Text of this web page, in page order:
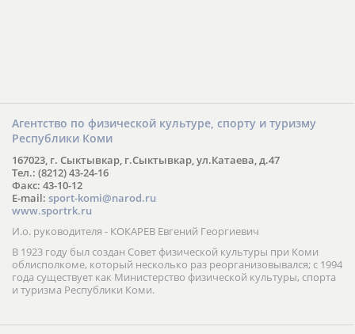
Агентство по физической культуре, спорту и туризму
Республики Коми
167023, г. Сыктывкар, г.Сыктывкар, ул.Катаева, д.47
Тел.: (8212) 43-24-16
Факс: 43-10-12
E-mail: sport-komi@narod.ru
www.sportrk.ru
И.о. руководителя - КОКАРЕВ Евгений Георгиевич
В 1923 году был создан Совет физической культуры при Коми
облисполкоме, который несколько раз реорганизовывался; с 1994
года существует как Министерство физической культуры, спорта
и туризма Республики Коми.